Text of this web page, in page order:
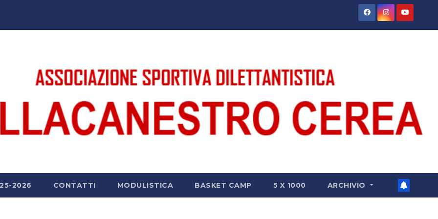
2026 CONTATTI MODULISTICA BASKET CAMP 5 X 1000 ARCHIVIO